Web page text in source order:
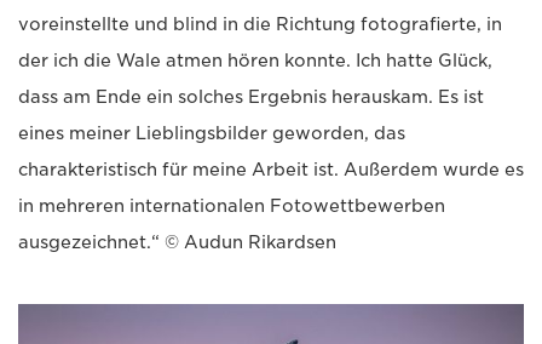
voreinstellte und blind in die Richtung fotografierte, in
der ich die Wale atmen hören konnte. Ich hatte Glück,
dass am Ende ein solches Ergebnis herauskam. Es ist
eines meiner Lieblingsbilder geworden, das
charakteristisch für meine Arbeit ist. Außerdem wurde es
in mehreren internationalen Fotowettbewerben
ausgezeichnet.“ © Audun Rikardsen